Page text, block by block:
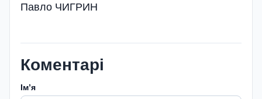
Павло ЧИГРИН
Коментарі
Імʼя